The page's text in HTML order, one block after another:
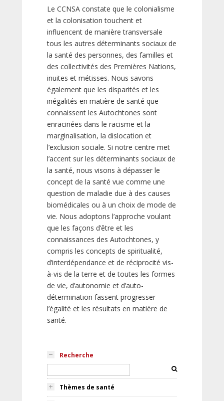
Le CCNSA constate que le colonialisme
et la colonisation touchent et
influencent de manière transversale
tous les autres déterminants sociaux de
la santé des personnes, des familles et
des collectivités des Premières Nations,
inuites et métisses. Nous savons
également que les disparités et les
inégalités en matière de santé que
connaissent les Autochtones sont
enracinées dans le racisme et la
marginalisation, la dislocation et
l’exclusion sociale. Si notre centre met
l’accent sur les déterminants sociaux de
la santé, nous visons à dépasser le
concept de la santé vue comme une
question de maladie due à des causes
biomédicales ou à un choix de mode de
vie. Nous adoptons l’approche voulant
que les façons d’être et les
connaissances des Autochtones, y
compris les concepts de spiritualité,
d’interdépendance et de réciprocité vis-
à-vis de la terre et de toutes les formes
de vie, d’autonomie et d’auto-
détermination fassent progresser
l’égalité et les résultats en matière de
santé.
Recherche
Thèmes de santé